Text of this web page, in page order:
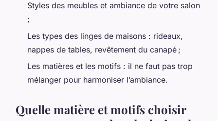
Styles des meubles et ambiance de votre salon
;
Les types des linges de maisons : rideaux,
nappes de tables, revêtement du canapé ;
Les matières et les motifs : il ne faut pas trop
mélanger pour harmoniser l’ambiance.
Quelle matière et motifs choisir